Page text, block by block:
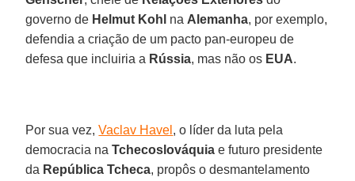
governo de Helmut Kohl na Alemanha, por exemplo,
defendia a criação de um pacto pan-europeu de
defesa que incluiria a Rússia, mas não os EUA.
Por sua vez,Vaclav Havel , o líder da luta pela
democracia naTchecoslováquia e futuro presidente
da República Tcheca, propôs o desmantelamento